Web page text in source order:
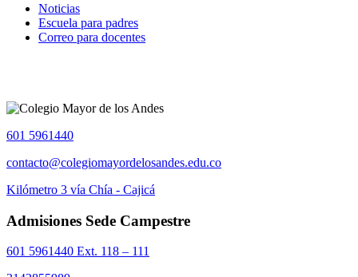
Noticias
Escuela para padres
Correo para docentes
601 5961440
contacto@colegiomayordelosandes.edu.co
Kilómetro 3 vía Chía - Cajicá
Admisiones Sede Campestre
601 5961440 Ext. 118 – 111